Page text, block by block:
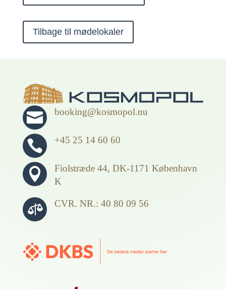
Tilbage til mødelokaler
 booking@kosmopol.nu
 +45 25 14 60 60

Fiolstræde 44, DK-1171 København
K
 CVR. NR.: 40 80 09 56